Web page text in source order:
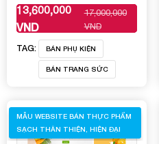
13,600,000
VND
17,000,000
VND
XEM THÊM
TAG: BÁN PHỤ KIỆN
BÁN TRANG SỨC
MẪU WEBSITE BÁN THỰC PHẨM
SẠCH THÂN THIỆN, HIỆN ĐẠI